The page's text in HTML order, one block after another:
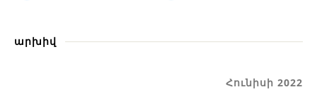
արխիվ
Հունիսի 2022